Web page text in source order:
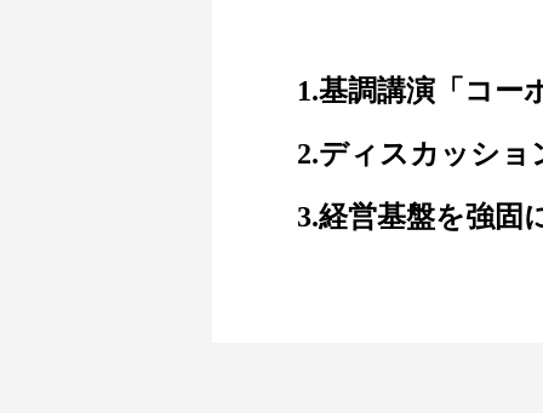
1.基調講演「コー
2.ディスカッショ
3.経営基盤を強固